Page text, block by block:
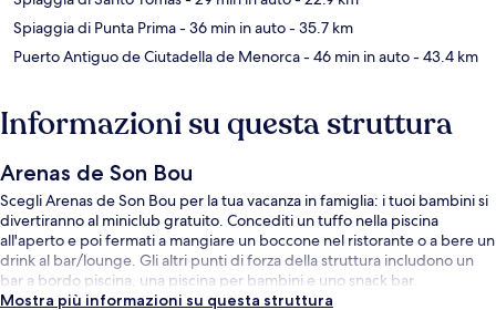
Spiaggia di Punta Prima- 36 min in auto- 35.7 km
Puerto Antiguo de Ciutadella de Menorca- 46 min in auto- 43.4 km
Informazioni su questa struttura
Arenas de Son Bou
Scegli Arenas de Son Bou per la tua vacanza in famiglia: i tuoi bambini si
divertiranno al miniclub gratuito. Concediti un tuffo nella piscina
all'aperto e poi fermati a mangiare un boccone nel ristorante o a bere un
drink al bar/lounge. Gli altri punti di forza della struttura includono un
bar a bordo piscina, una piscina per bambini e uno snack bar.
Mostra più informazioni su questa struttura